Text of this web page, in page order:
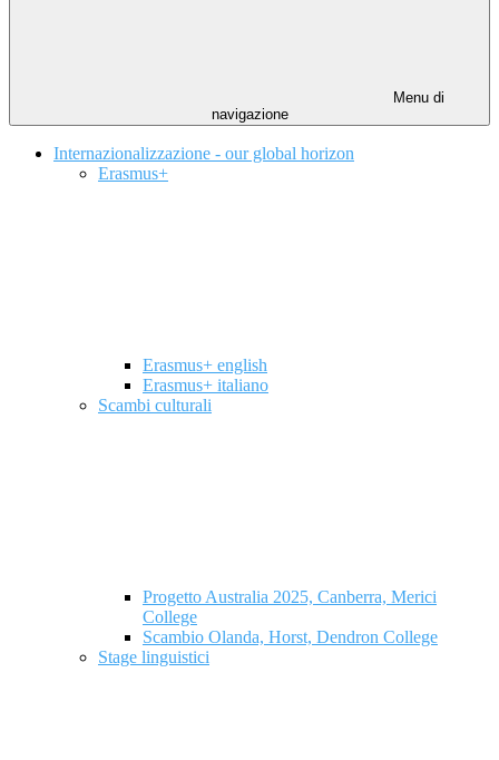
Menu di
navigazione
Internazionalizzazione - our global horizon
Erasmus+
Erasmus+ english
Erasmus+ italiano
Scambi culturali
Progetto Australia 2025, Canberra, Merici
College
Scambio Olanda, Horst, Dendron College
Stage linguistici